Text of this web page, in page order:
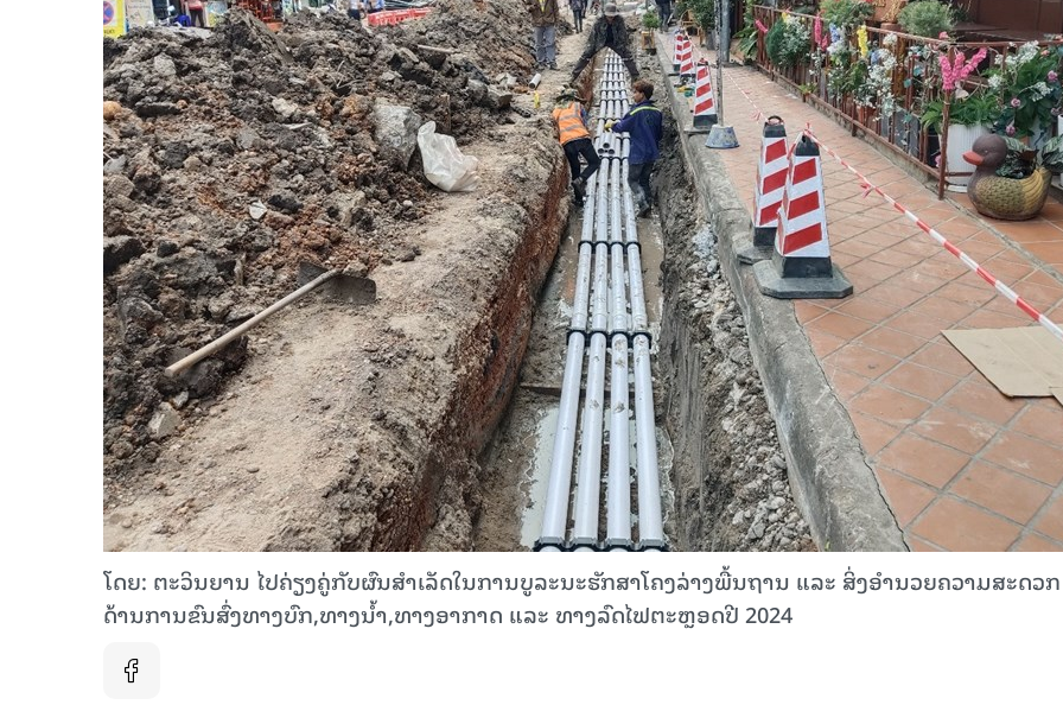
ໂດຍ: ຕະວິນຍານ ໄປຄ່ຽງຄູ່ກັບຜົນສໍາເລັດໃນການບູລະນະຮັກສາໂຄງລ່າງພື້ນຖານ ແລະ ສິ່ງອຳນວຍຄວາມສະດວກ
ດ້ານການຂົນສົ່ງທາງບົກ,ທາງນໍ້າ,ທາງອາກາດ ແລະ ທາງລົດໄຟຕະຫຼອດປີ 2024